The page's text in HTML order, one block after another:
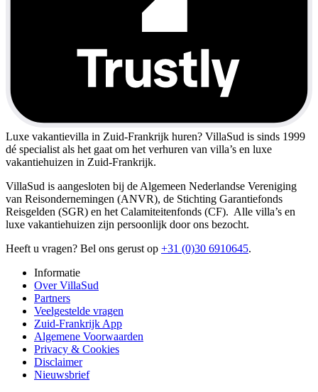
Luxe vakantievilla in Zuid-Frankrijk huren? VillaSud is sinds 1999
dé specialist als het gaat om het verhuren van villa’s en luxe
vakantiehuizen in Zuid-Frankrijk.
VillaSud is aangesloten bij de Algemeen Nederlandse Vereniging
van Reisondernemingen (ANVR), de Stichting Garantiefonds
Reisgelden (SGR) en het Calamiteitenfonds (CF). Alle villa’s en
luxe vakantiehuizen zijn persoonlijk door ons bezocht.
Heeft u vragen? Bel ons gerust op +31 (0)30 6910645.
Informatie
Over VillaSud
Partners
Veelgestelde vragen
Zuid-Frankrijk App
Algemene Voorwaarden
Privacy & Cookies
Disclaimer
Nieuwsbrief